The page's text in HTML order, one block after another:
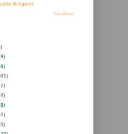
Brégaint
Tout afficher